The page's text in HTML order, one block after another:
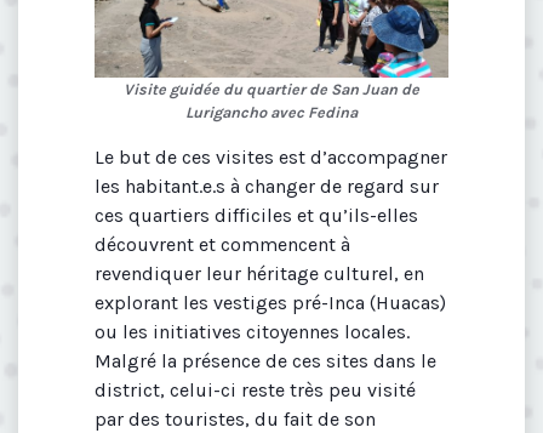
Visite guidée du quartier de San Juan de
Lurigancho avec Fedina
Le but de ces visites est d’accompagner
les habitant.e.s à changer de regard sur
ces quartiers difficiles et qu’ils-elles
découvrent et commencent à
revendiquer leur héritage culturel, en
explorant les vestiges pré-Inca (Huacas)
ou les initiatives citoyennes locales.
Malgré la présence de ces sites dans le
district, celui-ci reste très peu visité
par des touristes, du fait de son